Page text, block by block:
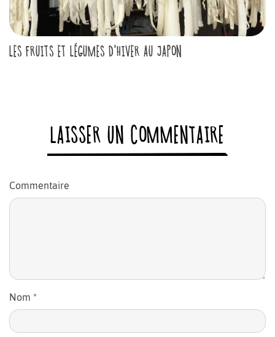
LES FRUITS ET LÉGUMES D'HIVER AU JAPON
LAISSER UN COMMENTAIRE
Commentaire
Nom *